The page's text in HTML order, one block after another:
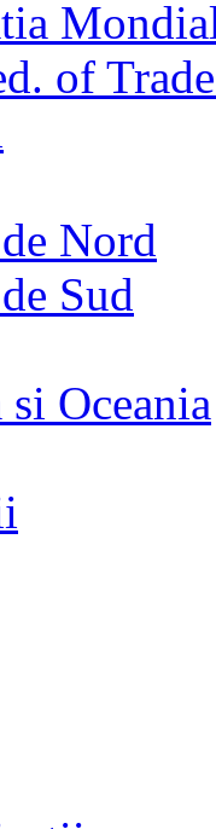
of
Nord
Sud
Oceania